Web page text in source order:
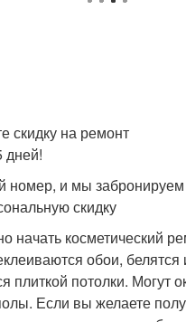
скидку на ремонт
дней!
номер, и мы забронируем
скидку
начать косметический
обои, белятся
плиткой потолки. Могут
Если вы желаете